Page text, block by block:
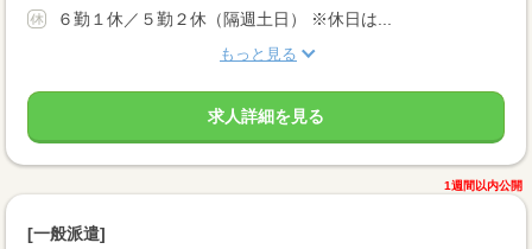
６勤１休／５勤２休（隔週土日） ※休日は...
もっと見る
求人詳細を見る
1週間以内公開
[一般派遣]